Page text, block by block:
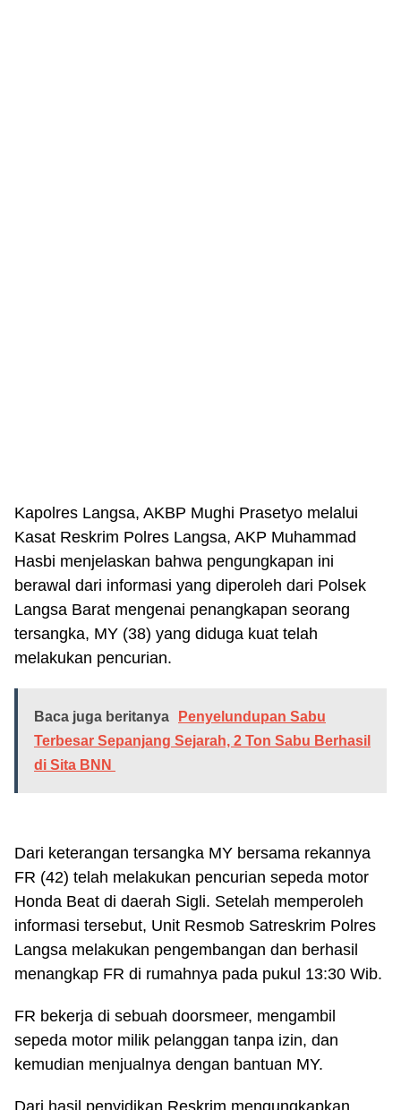
Kapolres Langsa, AKBP Mughi Prasetyo melalui
Kasat Reskrim Polres Langsa, AKP Muhammad
Hasbi menjelaskan bahwa pengungkapan ini
berawal dari informasi yang diperoleh dari Polsek
Langsa Barat mengenai penangkapan seorang
tersangka, MY (38) yang diduga kuat telah
melakukan pencurian.
Baca juga beritanya
Penyelundupan Sabu
Terbesar Sepanjang Sejarah, 2 Ton Sabu Berhasil
di Sita BNN
Dari keterangan tersangka MY bersama rekannya
FR (42) telah melakukan pencurian sepeda motor
Honda Beat di daerah Sigli. Setelah memperoleh
informasi tersebut, Unit Resmob Satreskrim Polres
Langsa melakukan pengembangan dan berhasil
menangkap FR di rumahnya pada pukul 13:30 Wib.
FR bekerja di sebuah doorsmeer, mengambil
sepeda motor milik pelanggan tanpa izin, dan
kemudian menjualnya dengan bantuan MY.
Dari hasil penyidikan Reskrim mengungkapkan